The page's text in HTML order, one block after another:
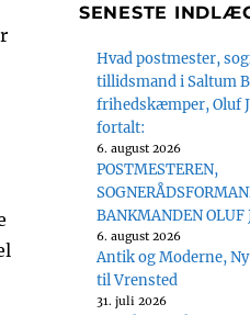
SENESTE
Hvad postmester,
tillidsmand i Saltum
frihedskæmper, Oluf
fortalt:
6. august 2026
POSTMESTEREN,
BANKMANDEN
6. august 2026
Antik og Moderne,
til Vrensted
31. juli 2026